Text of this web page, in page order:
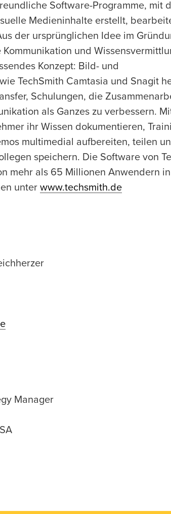
Software-Programme, mit
Medieninhalte erstellt,
der ursprünglichen Idee im
und
Konzept: Bild- und
TechSmith Camtasia und Snagit
Schulungen, die
als Ganzes zu verbessern.
ihr Wissen dokumentieren,
multimedial aufbereiten, teilen
speichern. Die Software von
mehr als 65 Millionen Anwendern
unter www.techsmith.de
Manager